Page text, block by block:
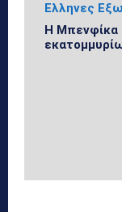
Ελληνες
Η Μπενφίκα